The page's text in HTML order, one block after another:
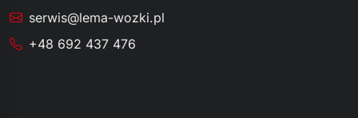
serwis@lema-wozki.pl
+48 692 437 476